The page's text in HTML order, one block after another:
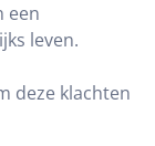
een
leven.
deze klachten